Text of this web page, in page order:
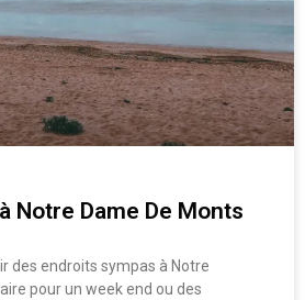
Notre Dame De Monts
des endroits sympas à Notre
pour un week end ou des